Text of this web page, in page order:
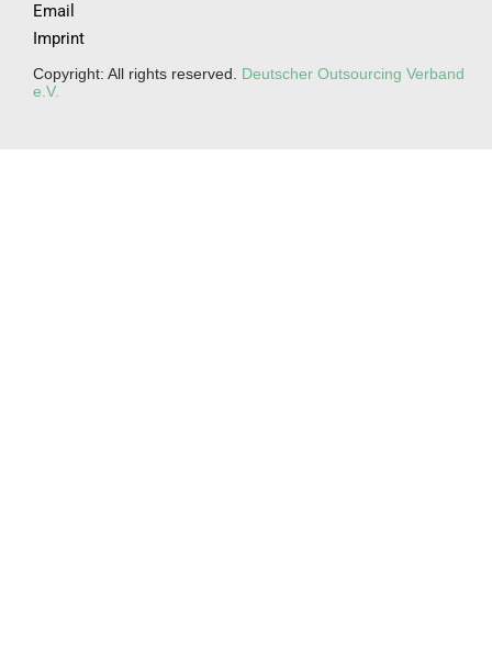
Email
Imprint
Copyright: All rights reserved. Deutscher Outsourcing Verband
e.V.